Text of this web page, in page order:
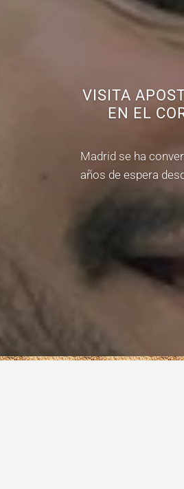
VISITA
EN EL
Madrid se ha
años de espera